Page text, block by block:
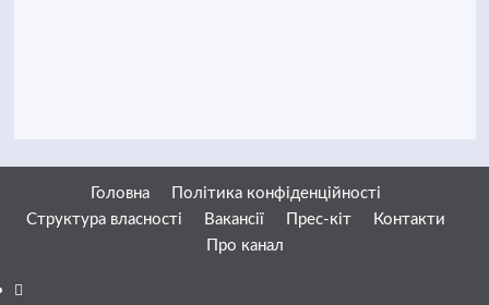
Головна
Політика конфіденційності
Структура власності
Вакансії Прес-кіт
Контакти
Про канал
Facebook